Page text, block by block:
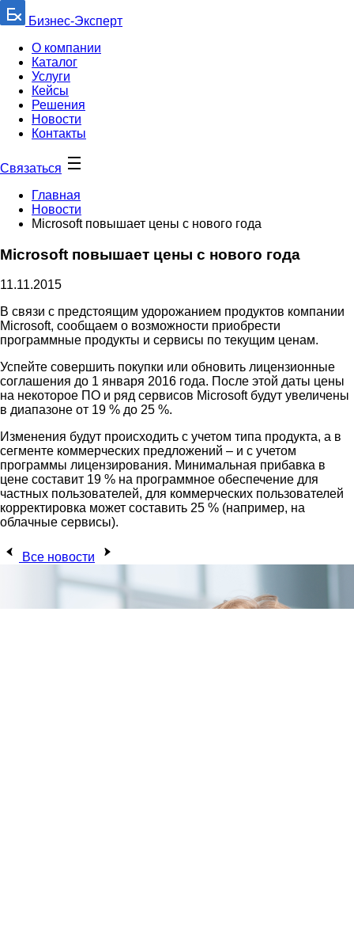
Бизнес-Эксперт
О компании
Каталог
Услуги
Кейсы
Решения
Новости
Контакты
Связаться
Главная
Новости
Microsoft повышает цены с нового года
Microsoft повышает цены с нового года
11.11.2015
В связи с предстоящим удорожанием продуктов компании
Microsoft, сообщаем о возможности приобрести
программные продукты и сервисы по текущим ценам.
Успейте совершить покупки или обновить лицензионные
соглашения до 1 января 2016 года. После этой даты цены
на некоторое ПО и ряд сервисов Microsoft будут увеличены
в диапазоне от 19 % до 25 %.
Изменения будут происходить с учетом типа продукта, а в
сегменте коммерческих предложений – и с учетом
программы лицензирования. Минимальная прибавка в
цене составит 19 % на программное обеспечение для
частных пользователей, для коммерческих пользователей
корректировка может составить 25 % (например, на
облачные сервисы).
Все новости